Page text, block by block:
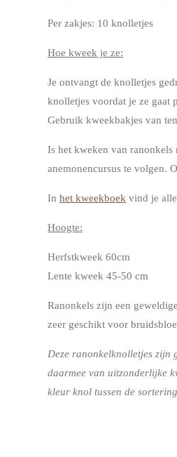
Per zakjes: 10 knolletjes
Hoe kweek je ze:
Je ontvangt de knolletjes
knolletjes voordat je ze gaat
Gebruik kweekbakjes van
Is het kweken van
anemonencursus te volgen.
In het kweekboek vind je
Hoogte:
Herfstkweek 60cm
Lente kweek 45-50 cm
Ranonkels zijn een
zeer geschikt voor
Deze ranonkelknolletjes zijn
daarmee van uitzonderlijke
kleur knol tussen de